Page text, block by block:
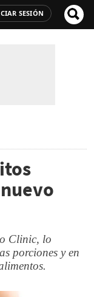
SESIÓN
Clinic, lo
porciones y en